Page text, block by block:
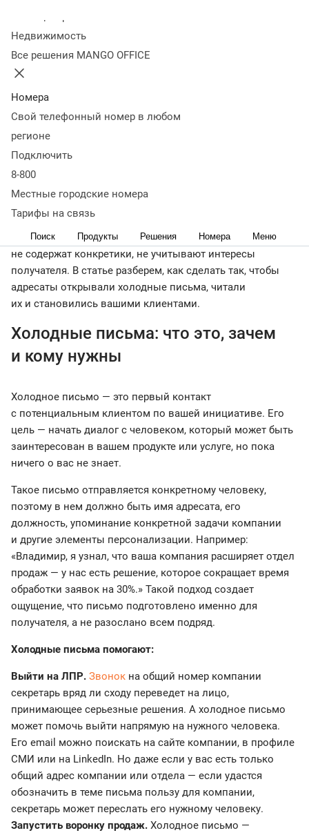
Недвижимость
Все решения MANGO OFFICE
Номера
Свой телефонный номер в любом
регионе
Подключить
8-800
Местные городские номера
Тарифы на связь
Поиск Продукты Решения Номера Меню
письмаОформление письма: нужна ли визуальная
часть
в холодных письмах
эффективность письма
Выводы
Холодные письма могут быть эффективным
инструментом для бизнеса, если их правильно
использовать. Но на деле такие сообщения часто
чтобы приносить продажи. Это случается, если они
написаны не по правилам: выглядят шаблонно,
не содержат конкретики, не учитывают интересы
получателя. В статье разберем, как сделать так, чтобы
адресаты открывали холодные письма, читали
их и становились вашими клиентами.
Холодные письма: что это, зачем
и кому нужны
Холодное письмо — это первый контакт
с потенциальным клиентом по вашей инициативе. Его
цель — начать диалог с человеком, который может быть
заинтересован в вашем продукте или услуге, но пока
ничего о вас не знает.
Такое письмо отправляется конкретному человеку,
поэтому в нем должно быть имя адресата, его
должность, упоминание конкретной задачи компании
и другие элементы персонализации. Например:
«Владимир, я узнал, что ваша компания расширяет отдел
продаж — у нас есть решение, которое сокращает время
обработки заявок на 30%.» Такой подход создает
ощущение, что письмо подготовлено именно для
получателя, а не разослано всем подряд.
Холодные письма помогают:
Выйти на ЛПР. Звонок на общий номер компании
секретарь вряд ли сходу переведет на лицо,
принимающее серьезные решения. А холодное письмо
может помочь выйти напрямую на нужного человека.
Его email можно поискать на сайте компании, в профиле
СМИ или на LinkedIn. Но даже если у вас есть только
общий адрес компании или отдела — если удастся
обозначить в теме письма пользу для компании,
секретарь может переслать его нужному человеку.
Запустить воронку продаж. Холодное письмо —